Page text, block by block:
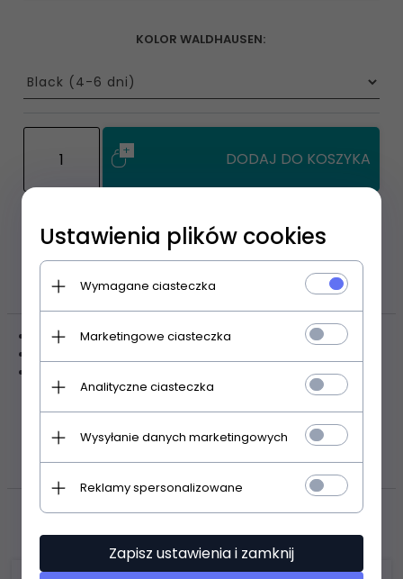
KOLOR WALDHAUSEN:
options[76]
DODAJ DO KOSZYKA
OPIS PRODUKTU
puśliska wykonane z miękkiej skóry
ZASOBY DOTYCZĄCE
BEZPIECZEŃSTWA I PRODUKTÓW
Polecamy
Ustawienia plików cookies
Wymagane ciasteczka
Marketingowe ciasteczka
Analityczne ciasteczka
Wysyłanie danych marketingowych
Reklamy spersonalizowane
Zapisz ustawienia i zamknij